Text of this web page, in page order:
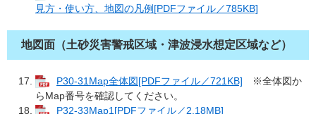
見方・使い方、地図の凡例[PDFファイル／785KB]
地図面（土砂災害警戒区域・津波浸水想定区域など）
P30-31Map全体図[PDFファイル／721KB] ※全体図か
らMap番号を確認してください。
P32-33Map1[PDFファイル／2.18MB]